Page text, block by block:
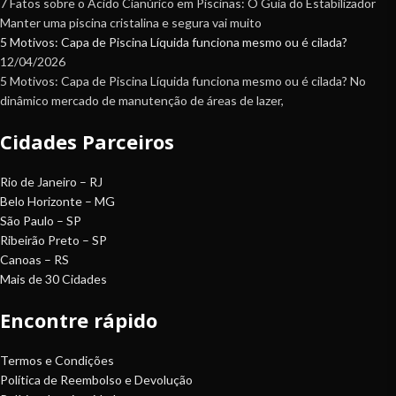
7 Fatos sobre o Ácido Cianúrico em Piscinas: O Guia do Estabilizador
Manter uma piscina cristalina e segura vai muito
5 Motivos: Capa de Piscina Líquida funciona mesmo ou é cilada?
12/04/2026
5 Motivos: Capa de Piscina Líquida funciona mesmo ou é cilada? No
dinâmico mercado de manutenção de áreas de lazer,
Cidades Parceiros
Rio de Janeiro – RJ
Belo Horizonte – MG
São Paulo – SP
Ribeirão Preto – SP
Canoas – RS
Mais de 30 Cidades
Encontre rápido
Termos e Condições
Política de Reembolso e Devolução